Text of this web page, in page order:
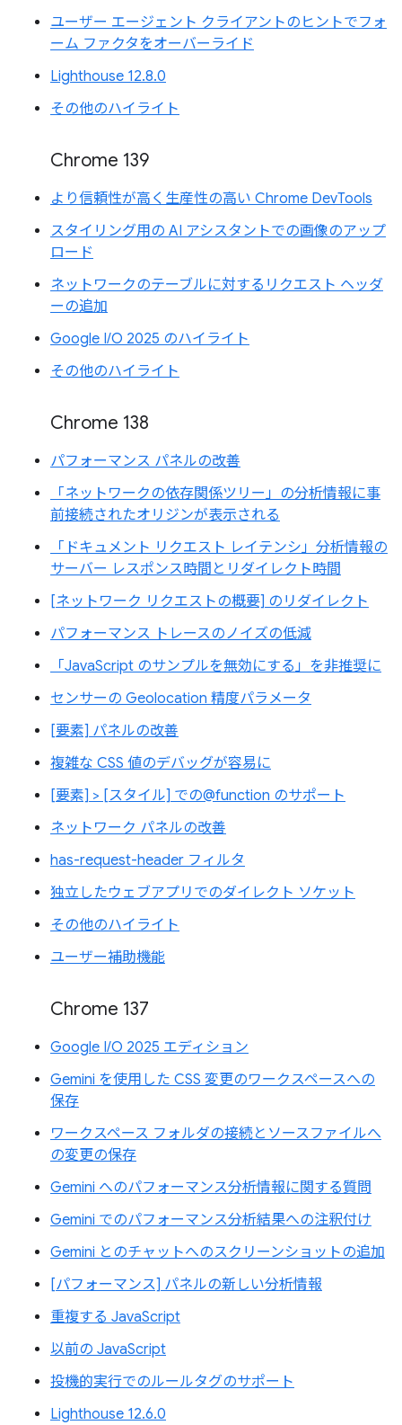
ユーザー エージェント クライアントのヒントでフォ
ーム ファクタをオーバーライド
Lighthouse 12.8.0
その他のハイライト
Chrome 139
より信頼性が高く生産性の高い Chrome DevTools
スタイリング用の AI アシスタントでの画像のアップ
ロード
ネットワークのテーブルに対するリクエスト ヘッダ
ーの追加
Google I/O 2025 のハイライト
その他のハイライト
Chrome 138
パフォーマンス パネルの改善
「ネットワークの依存関係ツリー」の分析情報に事
前接続されたオリジンが表示される
「ドキュメント リクエスト レイテンシ」分析情報の
サーバー レスポンス時間とリダイレクト時間
[ネットワーク リクエストの概要] のリダイレクト
パフォーマンス トレースのノイズの低減
「JavaScript のサンプルを無効にする」を非推奨に
センサーの Geolocation 精度パラメータ
[要素] パネルの改善
複雑な CSS 値のデバッグが容易に
[要素] > [スタイル] での@function のサポート
ネットワーク パネルの改善
has-request-header フィルタ
独立したウェブアプリでのダイレクト ソケット
その他のハイライト
ユーザー補助機能
Chrome 137
Google I/O 2025 エディション
Gemini を使用した CSS 変更のワークスペースへの
保存
ワークスペース フォルダの接続とソースファイルへ
の変更の保存
Gemini へのパフォーマンス分析情報に関する質問
Gemini でのパフォーマンス分析結果への注釈付け
Gemini とのチャットへのスクリーンショットの追加
[パフォーマンス] パネルの新しい分析情報
重複する JavaScript
以前の JavaScript
投機的実行でのルールタグのサポート
Lighthouse 12.6.0